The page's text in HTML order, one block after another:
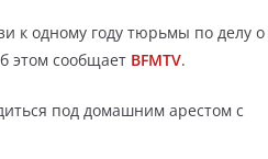
к одному году тюрьмы по делу о
этом сообщает BFMTV.
под домашним арестом с